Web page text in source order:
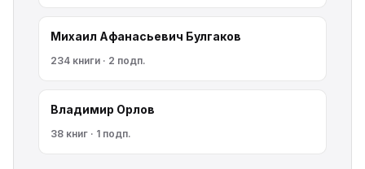
Михаил Афанасьевич Булгаков
234 книги · 2 подп.
Владимир Орлов
38 книг · 1 подп.